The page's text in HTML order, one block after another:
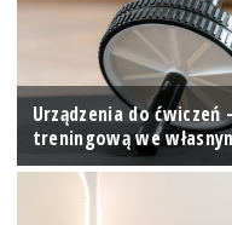
Urządzenia do
treningową we